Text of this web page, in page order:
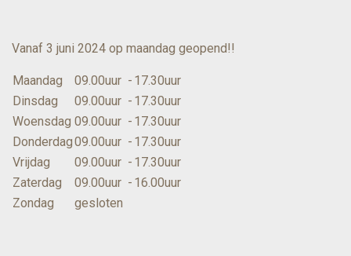
Vanaf 3 juni 2024 op maandag geopend!!
Maandag 09.00uur - 17.30uur
Dinsdag
09.00uur - 17.30uur
Woensdag 09.00uur - 17.30uur
Donderdag09.00uur - 17.30uur
Vrijdag
09.00uur - 17.30uur
Zaterdag
09.00uur - 16.00uur
Zondag
gesloten